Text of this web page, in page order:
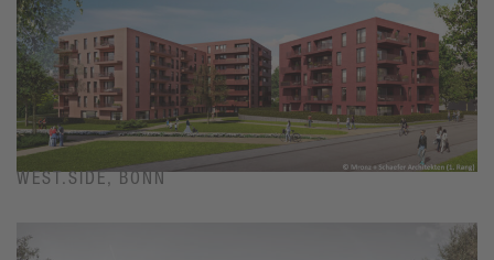
WEST.SIDE, BONN